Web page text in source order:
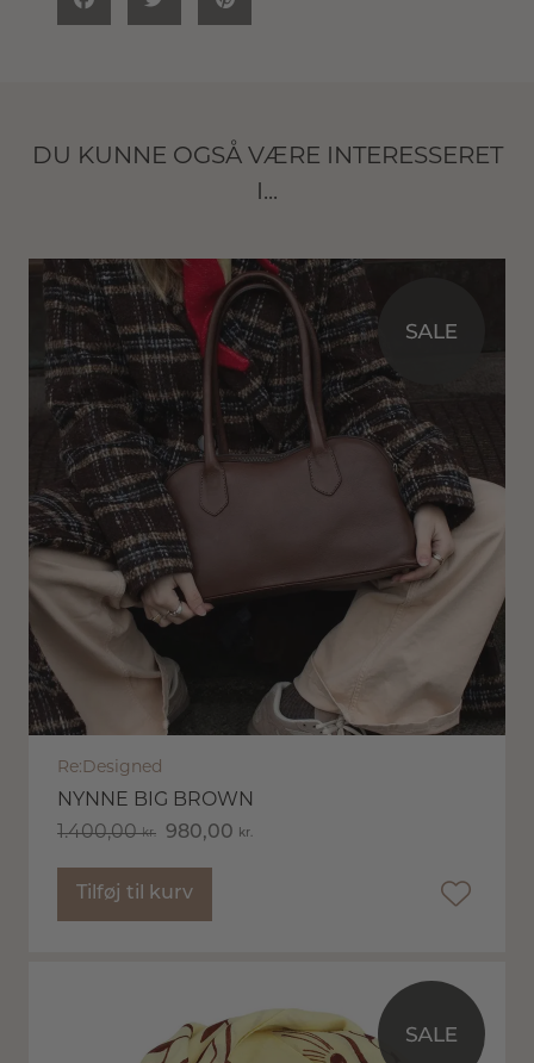
DU KUNNE OGSÅ VÆRE INTERESSERET
I...
Re:Designed
NYNNE BIG BROWN
1.400,00kr. 980,00 kr.
Tilføj til kurv